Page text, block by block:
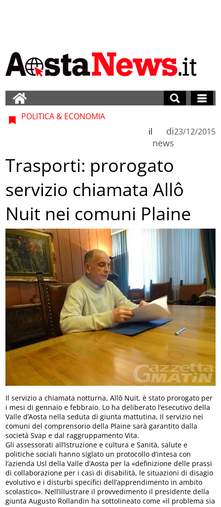
POLITICA & ECONOMIA
di
news
il 23/12/2015
Trasporti: prorogato
servizio chiamata Allô
Nuit nei comuni Plaine
Il servizio a chiamata notturna, Allô Nuit, è stato prorogato per
i mesi di gennaio e febbraio. Lo ha deliberato l’esecutivo della
Valle d’Aosta nella seduta di giunta mattutina, Il servizio nei
comuni del comprensorio della Plaine sarà garantito dalla
società Svap e dal raggruppamento Vita.
Gli assessorati all’Istruzione e cultura e Sanità, salute e
politiche sociali hanno siglato un protocollo d’intesa con
l’azienda Usl della Valle d’Aosta per la «definizione delle prassi
di collaborazione per i casi di disabilità, le situazioni di disagio
evolutivo e i disturbi specifici dell’apprendimento in ambito
scolastico». Nell’illustrare il provvedimento il presidente della
giunta Augusto Rollandin ha sottolineato come «il problema sia